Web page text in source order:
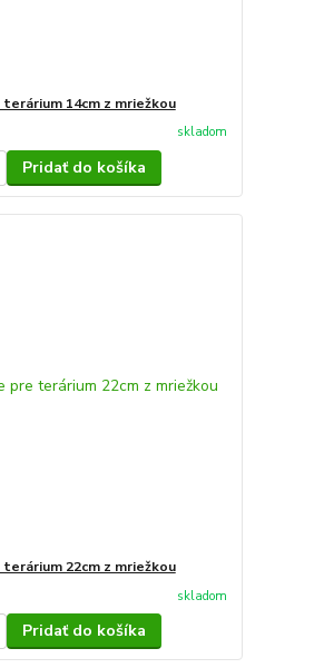
14cm z mriežkou
skladom
Pridať do košíka
22cm z mriežkou
skladom
Pridať do košíka